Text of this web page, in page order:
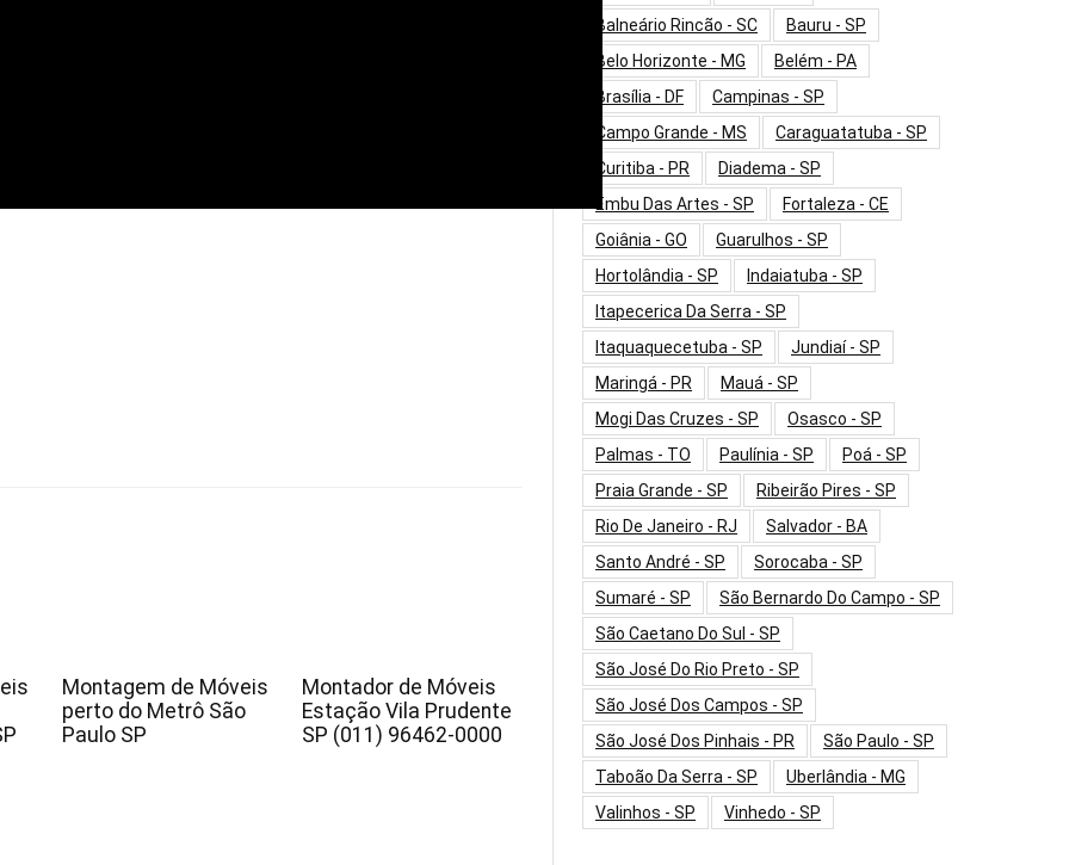
Montagem de Móveis
perto do Metrô São
Paulo SP
Montador de Móveis
Estação Vila Prudente
SP (011) 96462-0000
Balneário Rincão - SC
Bauru - SP
Belo Horizonte - MG
Belém - PA
Brasília - DF
Campinas - SP
Campo Grande - MS
Caraguatatuba - SP
Curitiba - PR
Diadema - SP
Embu Das Artes - SP
Fortaleza - CE
Goiânia - GO
Guarulhos - SP
Hortolândia - SP
Indaiatuba - SP
Itapecerica Da Serra - SP
Itaquaquecetuba - SP
Jundiaí - SP
Maringá - PR
Mauá - SP
Mogi Das Cruzes - SP
Osasco - SP
Palmas - TO
Paulínia - SP
Poá - SP
Praia Grande - SP
Ribeirão Pires - SP
Rio De Janeiro - RJ
Salvador - BA
Santo André - SP
Sorocaba - SP
Sumaré - SP
São Bernardo Do Campo - SP
São Caetano Do Sul - SP
São José Do Rio Preto - SP
São José Dos Campos - SP
São José Dos Pinhais - PR
São Paulo - SP
Taboão Da Serra - SP
Uberlândia - MG
Valinhos - SP
Vinhedo - SP